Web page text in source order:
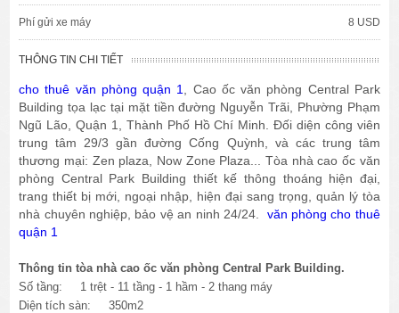
Phí gửi xe máy 8 USD
THÔNG TIN CHI TIẾT
cho thuê văn phòng quận 1
, Cao ốc văn phòng Central Park
Building tọa lạc tại mặt tiền đường Nguyễn Trãi, Phường Phạm
Ngũ Lão, Quận 1, Thành Phố Hồ Chí Minh. Đối diện công viên
trung tâm 29/3 gần đường Cống Quỳnh, và các trung tâm
thương mại: Zen plaza, Now Zone Plaza... Tòa nhà cao ốc văn
phòng Central Park Building thiết kế thông thoáng hiện đại,
trang thiết bị mới, ngoại nhập, hiện đại sang trọng, quản lý tòa
nhà chuyên nghiệp, bảo vệ an ninh 24/24. văn phòng cho thuê
quận 1
Thông tin tòa nhà cao ốc văn phòng Central Park Building.
Số tầng: 1 trệt - 11 tầng - 1 hầm - 2 thang máy
Diện tích sàn: 350m2